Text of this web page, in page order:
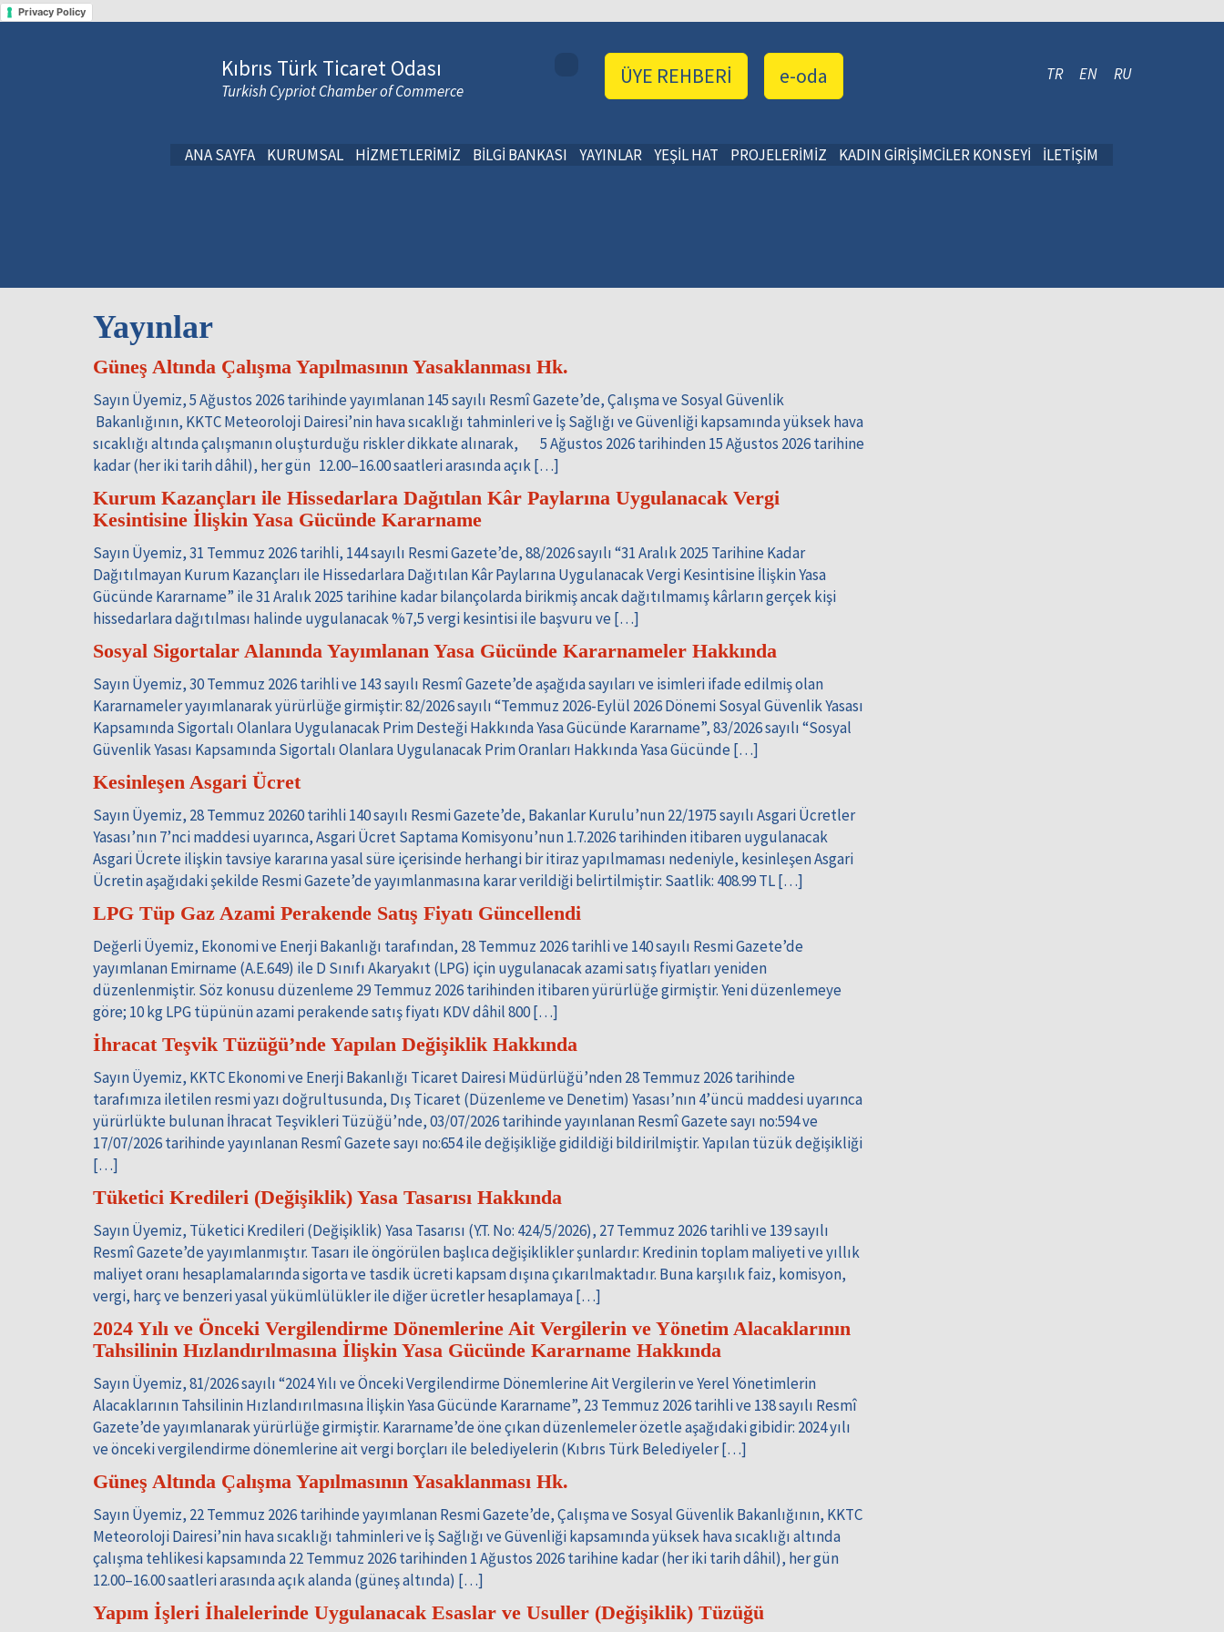
Privacy Policy
Kıbrıs Türk Ticaret Odası
Turkish Cypriot Chamber of Commerce
TR EN RU
e-oda
ÜYE REHBERİ
ANA SAYFA KURUMSAL HİZMETLERİMİZ BİLGİ BANKASI YAYINLAR YEŞİL HAT PROJELERİMİZ KADIN GİRİŞİMCİLER KONSEYİ İLETİŞİM
Yayınlar
Güneş Altında Çalışma Yapılmasının Yasaklanması Hk.
Sayın Üyemiz, 5 Ağustos 2026 tarihinde yayımlanan 145 sayılı Resmî Gazete’de, Çalışma ve Sosyal Güvenlik
Bakanlığının, KKTC Meteoroloji Dairesi’nin hava sıcaklığı tahminleri ve İş Sağlığı ve Güvenliği kapsamında yüksek hava
sıcaklığı altında çalışmanın oluşturduğu riskler dikkate alınarak, 5 Ağustos 2026 tarihinden 15 Ağustos 2026 tarihine
kadar (her iki tarih dâhil), her gün 12.00–16.00 saatleri arasında açık […]
Kurum Kazançları ile Hissedarlara Dağıtılan Kâr Paylarına Uygulanacak Vergi
Kesintisine İlişkin Yasa Gücünde Kararname
Sayın Üyemiz, 31 Temmuz 2026 tarihli, 144 sayılı Resmi Gazete’de, 88/2026 sayılı “31 Aralık 2025 Tarihine Kadar
Dağıtılmayan Kurum Kazançları ile Hissedarlara Dağıtılan Kâr Paylarına Uygulanacak Vergi Kesintisine İlişkin Yasa
Gücünde Kararname” ile 31 Aralık 2025 tarihine kadar bilançolarda birikmiş ancak dağıtılmamış kârların gerçek kişi
hissedarlara dağıtılması halinde uygulanacak %7,5 vergi kesintisi ile başvuru ve […]
Sosyal Sigortalar Alanında Yayımlanan Yasa Gücünde Kararnameler Hakkında
Sayın Üyemiz, 30 Temmuz 2026 tarihli ve 143 sayılı Resmî Gazete’de aşağıda sayıları ve isimleri ifade edilmiş olan
Kararnameler yayımlanarak yürürlüğe girmiştir: 82/2026 sayılı “Temmuz 2026-Eylül 2026 Dönemi Sosyal Güvenlik Yasası
Kapsamında Sigortalı Olanlara Uygulanacak Prim Desteği Hakkında Yasa Gücünde Kararname”, 83/2026 sayılı “Sosyal
Güvenlik Yasası Kapsamında Sigortalı Olanlara Uygulanacak Prim Oranları Hakkında Yasa Gücünde […]
Kesinleşen Asgari Ücret
Sayın Üyemiz, 28 Temmuz 20260 tarihli 140 sayılı Resmi Gazete’de, Bakanlar Kurulu’nun 22/1975 sayılı Asgari Ücretler
Yasası’nın 7’nci maddesi uyarınca, Asgari Ücret Saptama Komisyonu’nun 1.7.2026 tarihinden itibaren uygulanacak
Asgari Ücrete ilişkin tavsiye kararına yasal süre içerisinde herhangi bir itiraz yapılmaması nedeniyle, kesinleşen Asgari
Ücretin aşağıdaki şekilde Resmi Gazete’de yayımlanmasına karar verildiği belirtilmiştir: Saatlik: 408.99 TL […]
LPG Tüp Gaz Azami Perakende Satış Fiyatı Güncellendi
Değerli Üyemiz, Ekonomi ve Enerji Bakanlığı tarafından, 28 Temmuz 2026 tarihli ve 140 sayılı Resmi Gazete’de
yayımlanan Emirname (A.E.649) ile D Sınıfı Akaryakıt (LPG) için uygulanacak azami satış fiyatları yeniden
düzenlenmiştir. Söz konusu düzenleme 29 Temmuz 2026 tarihinden itibaren yürürlüğe girmiştir. Yeni düzenlemeye
göre; 10 kg LPG tüpünün azami perakende satış fiyatı KDV dâhil 800 […]
İhracat Teşvik Tüzüğü’nde Yapılan Değişiklik Hakkında
Sayın Üyemiz, KKTC Ekonomi ve Enerji Bakanlığı Ticaret Dairesi Müdürlüğü’nden 28 Temmuz 2026 tarihinde
tarafımıza iletilen resmi yazı doğrultusunda, Dış Ticaret (Düzenleme ve Denetim) Yasası’nın 4’üncü maddesi uyarınca
yürürlükte bulunan İhracat Teşvikleri Tüzüğü’nde, 03/07/2026 tarihinde yayınlanan Resmî Gazete sayı no:594 ve
17/07/2026 tarihinde yayınlanan Resmî Gazete sayı no:654 ile değişikliğe gidildiği bildirilmiştir. Yapılan tüzük değişikliği
[…]
Tüketici Kredileri (Değişiklik) Yasa Tasarısı Hakkında
Sayın Üyemiz, Tüketici Kredileri (Değişiklik) Yasa Tasarısı (Y.T. No: 424/5/2026), 27 Temmuz 2026 tarihli ve 139 sayılı
Resmî Gazete’de yayımlanmıştır. Tasarı ile öngörülen başlıca değişiklikler şunlardır: Kredinin toplam maliyeti ve yıllık
maliyet oranı hesaplamalarında sigorta ve tasdik ücreti kapsam dışına çıkarılmaktadır. Buna karşılık faiz, komisyon,
vergi, harç ve benzeri yasal yükümlülükler ile diğer ücretler hesaplamaya […]
2024 Yılı ve Önceki Vergilendirme Dönemlerine Ait Vergilerin ve Yönetim Alacaklarının
Tahsilinin Hızlandırılmasına İlişkin Yasa Gücünde Kararname Hakkında
Sayın Üyemiz, 81/2026 sayılı “2024 Yılı ve Önceki Vergilendirme Dönemlerine Ait Vergilerin ve Yerel Yönetimlerin
Alacaklarının Tahsilinin Hızlandırılmasına İlişkin Yasa Gücünde Kararname”, 23 Temmuz 2026 tarihli ve 138 sayılı Resmî
Gazete’de yayımlanarak yürürlüğe girmiştir. Kararname’de öne çıkan düzenlemeler özetle aşağıdaki gibidir: 2024 yılı
ve önceki vergilendirme dönemlerine ait vergi borçları ile belediyelerin (Kıbrıs Türk Belediyeler […]
Güneş Altında Çalışma Yapılmasının Yasaklanması Hk.
Sayın Üyemiz, 22 Temmuz 2026 tarihinde yayımlanan Resmi Gazete’de, Çalışma ve Sosyal Güvenlik Bakanlığının, KKTC
Meteoroloji Dairesi’nin hava sıcaklığı tahminleri ve İş Sağlığı ve Güvenliği kapsamında yüksek hava sıcaklığı altında
çalışma tehlikesi kapsamında 22 Temmuz 2026 tarihinden 1 Ağustos 2026 tarihine kadar (her iki tarih dâhil), her gün
12.00–16.00 saatleri arasında açık alanda (güneş altında) […]
Yapım İşleri İhalelerinde Uygulanacak Esaslar ve Usuller (Değişiklik) Tüzüğü